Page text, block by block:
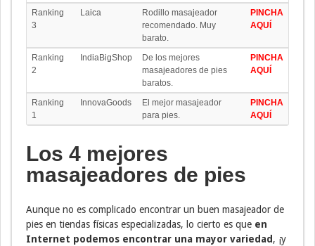
Ranking
3
Laica
Rodillo masajeador
recomendado. Muy
barato.
PINCHA
AQUÍ
Ranking
2
IndiaBigShop
De los mejores
masajeadores de pies
baratos.
PINCHA
AQUÍ
Ranking
1
InnovaGoods
El mejor masajeador
para pies.
PINCHA
AQUÍ
Los 4 mejores
masajeadores de pies
Aunque no es complicado encontrar un buen masajeador de
pies en tiendas físicas especializadas, lo cierto es que en
Internet podemos encontrar una mayor variedad, ¡y